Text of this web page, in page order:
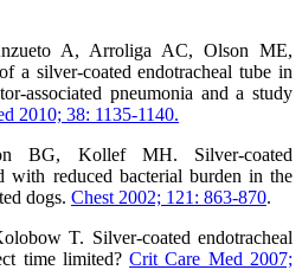
A, Arroliga AC, Olson ME,
a silver-coated endotracheal tube in
associated pneumonia and a study
2010; 38: 1135-1140.
BG, Kollef MH. Silver-coated
with reduced bacterial burden in the
dogs. Chest 2002; 121: 863-870.
T. Silver-coated endotracheal
time limited?Crit Care Med 2007;